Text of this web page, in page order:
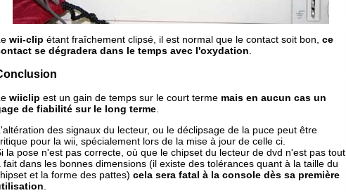
wii-clip étant fraîchement clipsé, il est normal que le contact soit bon, ce
se dégradera dans le temps avec l'oxydation
wiiclip est un gain de temps sur le court terme mais en aucun cas un
de fiabilité sur le long terme.
des signaux du lecteur, ou le déclipsage de la puce peut être
pour la wii, spécialement lors de la mise à jour de celle ci.
la pose n'est pas correcte, où que le chipset du lecteur de dvd n'est pas tout
fait dans les bonnes dimensions (il existe des tolérances quant à la taille du
et la forme des pattes) cela sera fatal à la console dès sa première
.